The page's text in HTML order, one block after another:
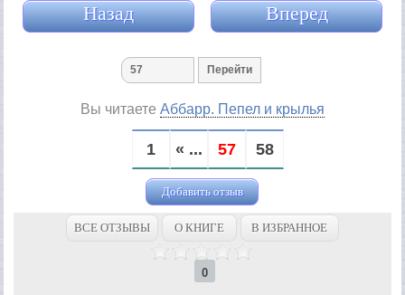
Назад Вперед
Вы читаете Аббарр. Пепел и крылья
1 « ... 57 58
Добавить отзыв
ВСЕ ОТЗЫВЫ О КНИГЕ В ИЗБРАННОЕ
0